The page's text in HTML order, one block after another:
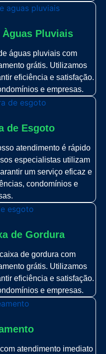
Pluviais
águas pluviais com
grátis. Utilizamos
eficiência e satisfação.
e empresas.
de Esgoto
atendimento é rápido
especialistas utilizam
um serviço eficaz e
condomínios e
de Gordura
de gordura com
grátis. Utilizamos
eficiência e satisfação.
e empresas.
atendimento imediato